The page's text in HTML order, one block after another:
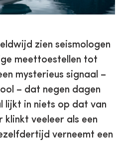
zien seismologen
meettoestellen tot
mysterieus signaal –
– dat negen dagen
lijkt in niets op dat van
klinkt veeleer als een
verneemt een